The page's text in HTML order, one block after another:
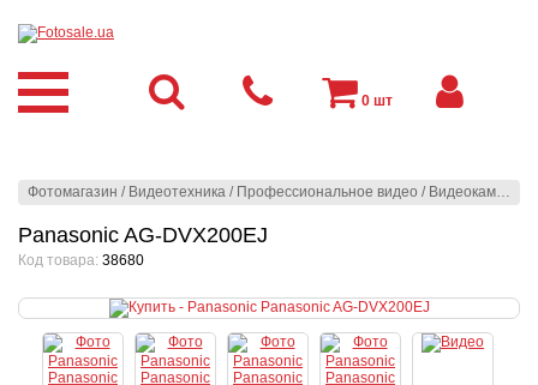
Фотомагазин / Видеотехника / Профессиональное видео / Видеокамеры
Panasonic AG-DVX200EJ
Код товара: 38680
0 шт